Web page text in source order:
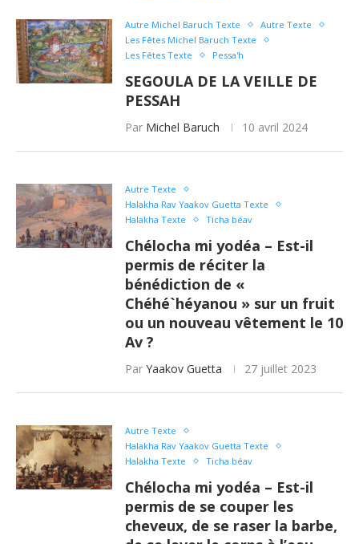
Autre Michel Baruch Texte
Autre Texte
Les Fêtes Michel Baruch Texte
Les Fêtes Texte
Pessa'h
SEGOULA DE LA VEILLE DE
PESSAH
Par Michel Baruch 10 avril 2024
Autre Texte
Halakha Rav Yaakov Guetta Texte
Halakha Texte
Ticha béav
Chélocha mi yodéa – Est-il
permis de réciter la
bénédiction de «
Chéhé`héyanou » sur un fruit
ou un nouveau vêtement le 10
Av ?
Par Yaakov Guetta 27 juillet 2023
Autre Texte
Halakha Rav Yaakov Guetta Texte
Halakha Texte
Ticha béav
Chélocha mi yodéa – Est-il
permis de se couper les
cheveux, de se raser la barbe,